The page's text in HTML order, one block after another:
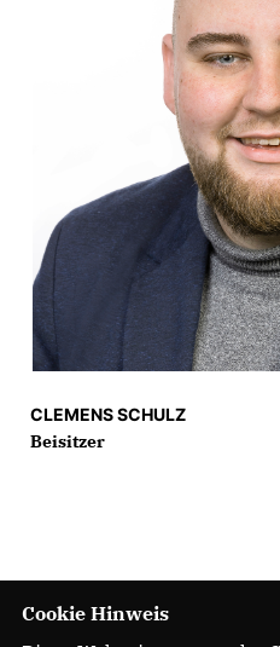
CLEMENS SCHULZ
Beisitzer
Cookie Hinweis